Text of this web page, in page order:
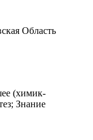
Область
(химик-
Знание